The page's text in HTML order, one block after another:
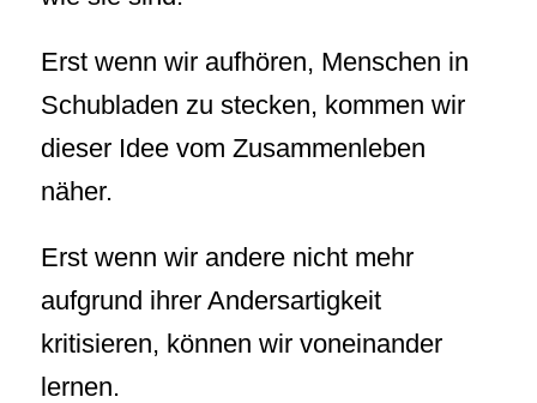
Erst wenn wir aufhören, Menschen in
Schubladen zu stecken, kommen wir
dieser Idee vom Zusammenleben
näher.
Erst wenn wir andere nicht mehr
aufgrund ihrer Andersartigkeit
kritisieren, können wir voneinander
lernen.